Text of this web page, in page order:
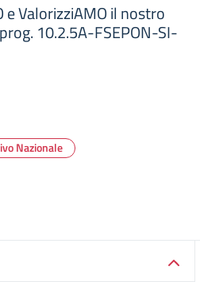
e ValorizziAMO il nostro
10.2.5A-FSEPON-SI-
Nazionale